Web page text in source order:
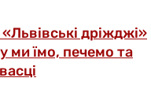
дріжджі»
ми їмо, печемо та